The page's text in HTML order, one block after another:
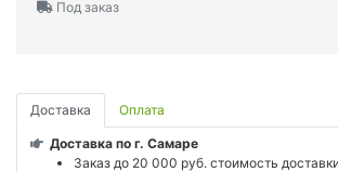
Под заказ
Доставка Оплата
Доставка по г. Самаре
Заказ до 20 000 руб. стоимость